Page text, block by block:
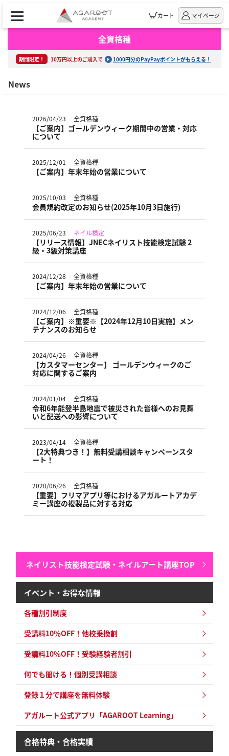
カート マイページ
全資格種
期間限定！ 10万円以上のご購入で 1000円分のPayPayポイントがもらえる！
News
2026/04/23 全資格種
【ご案内】ゴールデンウィーク期間中の営業・対応
について
2025/12/01 全資格種
【ご案内】年末年始の営業について
2025/10/03 全資格種
会員規約改定のお知らせ(2025年10月3日施行)
2025/06/23 ネイル検定
【リリース情報】JNECネイリスト技能検定試験 2
級・3級対策講座
2024/12/28 全資格種
【ご案内】年末年始の営業について
2024/12/06 全資格種
【ご案内】※重要※【2024年12月10日実施】メン
テナンスのお知らせ
2024/04/26 全資格種
【カスタマーセンター】 ゴールデンウィークのご
対応に関するご案内
2024/01/04 全資格種
令和6年能登半島地震で被災された皆様へのお見舞
いと配送への影響について
2023/04/14 全資格種
【2大特典つき！】無料受講相談キャンペーンスタ
ート！
2020/06/26 全資格種
【重要】フリマアプリ等におけるアガルートアカデ
ミー講座の複製品に対する対応
ネイリスト技能検定試験・ネイルアート講座TOP
イベント・お得な情報
各種割引制度
受講料10％OFF！他校乗換割
受講料10％OFF！ 受験経験者割引
何でも聞ける！個別受講相談
登録１分で講座を無料体験
アガルート公式アプリ「AGAROOT Learning」
合格特典・合格実績